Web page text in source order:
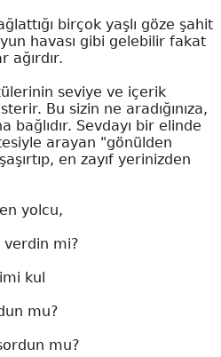
birçok yaşlı göze şahit
havası gibi gelebilir fakat
ağırdır.
seviye ve içerik
Bu sizin ne aradığınıza,
bağlıdır. Sevdayı bir elinde
arayan "gönülden
en zayıf yerinizden
yolcu,
verdin mi?
kul
mu?
mu?